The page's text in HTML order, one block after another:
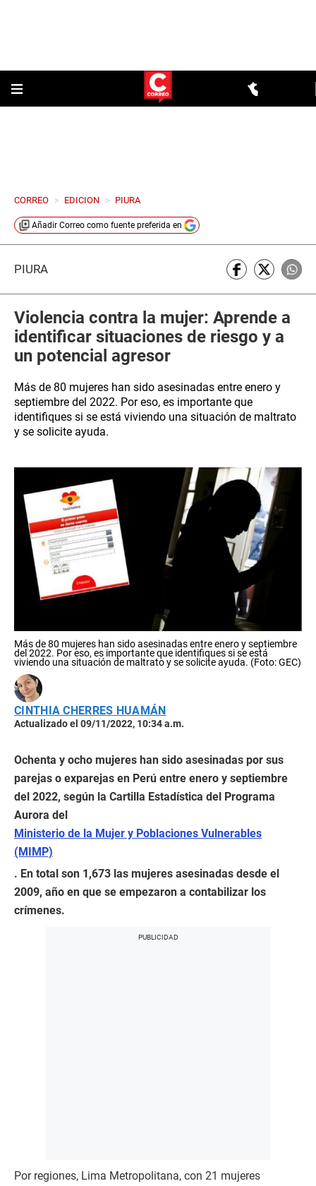
CORREO > EDICION > PIURA
Añadir Correo como fuente preferida en
PIURA
Violencia contra la mujer: Aprende a
identificar situaciones de riesgo y a
un potencial agresor
Más de 80 mujeres han sido asesinadas entre enero y
septiembre del 2022. Por eso, es importante que
identifiques si se está viviendo una situación de maltrato
y se solicite ayuda.
Más de 80 mujeres han sido asesinadas entre enero y septiembre
del 2022. Por eso, es importante que identifiques si se está
viviendo una situación de maltrato y se solicite ayuda. (Foto: GEC)
CINTHIA CHERRES HUAMÁN
Actualizado el 09/11/2022, 10:34 a.m.
Ochenta y ocho mujeres han sido asesinadas por sus
parejas o exparejas en Perú entre enero y septiembre
del 2022, según la Cartilla Estadística del Programa
Aurora del
Ministerio de la Mujer y Poblaciones Vulnerables
(MIMP)
. En total son 1,673 las mujeres asesinadas desde el
2009, año en que se empezaron a contabilizar los
crímenes.
Por regiones, Lima Metropolitana, con 21 mujeres